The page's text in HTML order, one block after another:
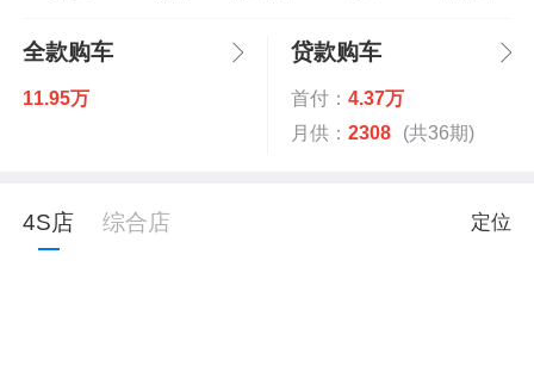
全款购车
11.95万
贷款购车
首付： 4.37万
月供： 2308 (共36期)
4S店 综合店 定位